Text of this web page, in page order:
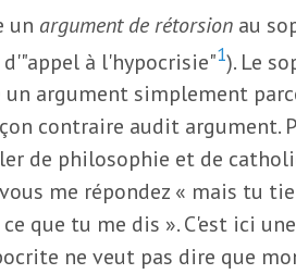
un argument de rétorsion au
à l'hypocrisie"1). Le
argument simplement
contraire audit argument.
de philosophie et de
me répondez « mais tu
que tu me dis ». C'est ici
ne veut pas dire que